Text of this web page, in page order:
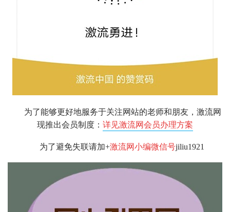
为了能够更好地服务于关注网站的老师和朋友，激流网
现推出会员制度： 详见激流网会员办理方案
为了避免失联请加+激流网小编微信号jiliu1921